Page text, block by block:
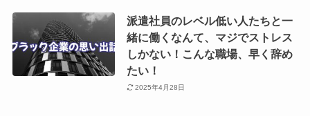
派遣社員のレベル低い人たちと一
緒に働くなんて、マジでストレス
しかない！こんな職場、早く辞め
たい！
2025年4月28日